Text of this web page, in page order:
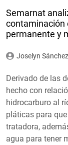
Semarnat
contaminación
permanente y
Joselyn Sánchez
Derivado de las
hecho con
hidrocarburo al
pláticas para
tratadora,
agua para tener